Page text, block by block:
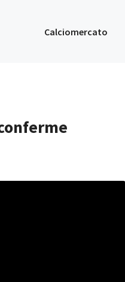
Calciomercato